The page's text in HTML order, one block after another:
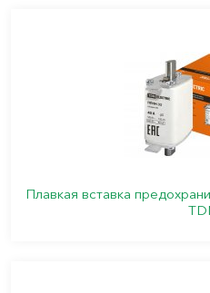
Плавкая вставка